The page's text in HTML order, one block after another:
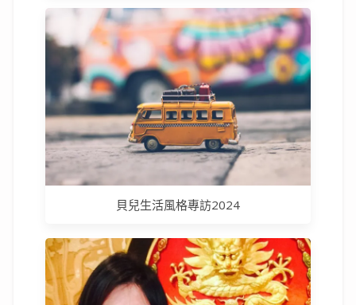
貝兒生活風格專訪2024